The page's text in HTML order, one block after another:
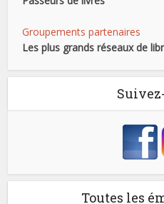
Groupements partenaires
Les plus grands réseaux de
Toutes les